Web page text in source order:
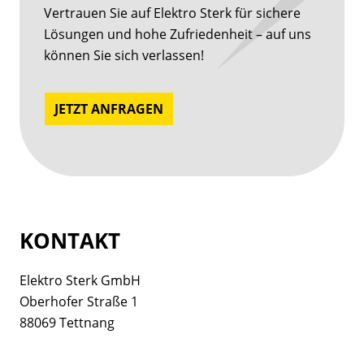
Vertrauen Sie auf Elektro Sterk für sichere
Lösungen und hohe Zufriedenheit – auf uns
können Sie sich verlassen!
JETZT ANFRAGEN
KONTAKT
Elektro Sterk GmbH
Oberhofer Straße 1
88069 Tettnang